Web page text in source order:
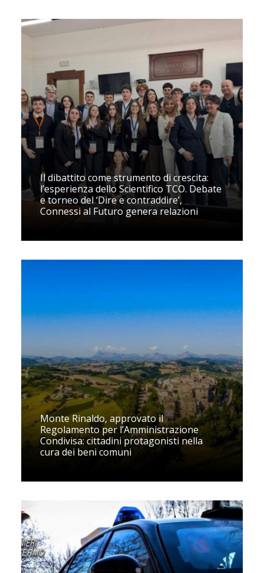
Il dibattito come strumento di crescita:
l’esperienza dello Scientifico TCO. Debate
e torneo del ‘Dire e contraddire’,
Connessi al Futuro genera relazioni
Monte Rinaldo, approvato il
Regolamento per l’Amministrazione
Condivisa: cittadini protagonisti nella
cura dei beni comuni